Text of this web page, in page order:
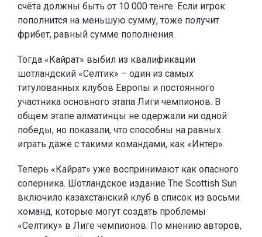
счёта должны быть от 10 000 тенге. Если игрок
пополнится на меньшую сумму, тоже получит
фрибет, равный сумме пополнения.
Тогда «Кайрат» выбил из квалификации
шотландский «Селтик» – один из самых
титулованных клубов Европы и постоянного
участника основного этапа Лиги чемпионов. В
общем этапе алматинцы не одержали ни одной
победы, но показали, что способны на равных
играть даже с такими командами, как «Интер».
Теперь «Кайрат» уже воспринимают как опасного
соперника. Шотландское издание The Scottish Sun
включило казахстанский клуб в список из восьми
команд, которые могут создать проблемы
«Селтику» в Лиге чемпионов. По мнению авторов,